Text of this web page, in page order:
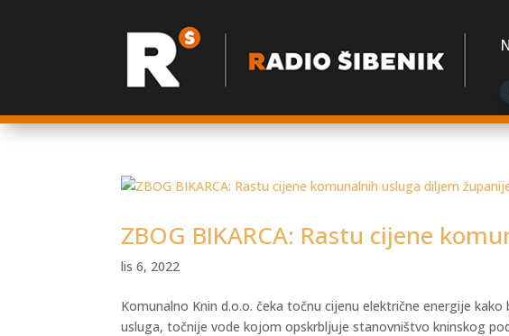
ZBOG BIKARCA: Rastu cijene
lis 6, 2022
Komunalno Knin d.o.o. čeka točnu cijenu električne energije
usluga, točnije vode kojom opskrbljuje stanovništvo kninskog